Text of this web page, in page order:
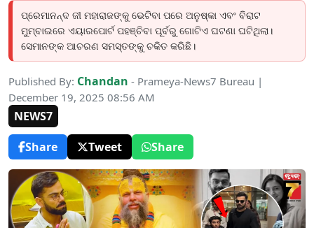
ପ୍ରେମାନନ୍ଦ ଜୀ ମହାରାଜଙ୍କୁ ଭେଟିବା ପରେ ଅନୁଷ୍କା ଏବଂ ବିରାଟ
ମୁମ୍ବାଇରେ ଏୟାରପୋର୍ଟ ପହଞ୍ଚିବା ପୂର୍ବରୁ ଗୋଟିଏ ଘଟଣା ଘଟିଥିଲା।
ସେମାନଙ୍କ ଆଚରଣ ସମସ୍ତଙ୍କୁ ଚକିତ କରିଛି।
Published By: Chandan - Prameya-News7 Bureau |
December 19, 2025 08:56 AM
NEWS7
Share
Tweet Share